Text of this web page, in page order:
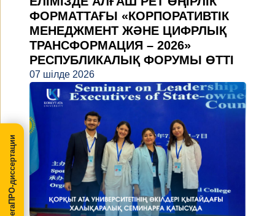
ФОРМАТТАҒЫ «КОРПОРАТИВТІК
МЕНЕДЖМЕНТ ЖӘНЕ ЦИФРЛЫҚ
ТРАНСФОРМАЦИЯ – 2026»
РЕСПУБЛИКАЛЫҚ ФОРУМЫ ӨТТІ
07 шілде 2026
МегаПРО-диссертации